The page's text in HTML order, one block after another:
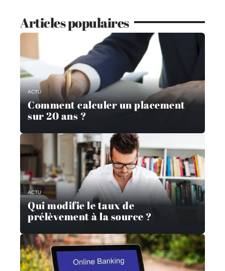
Articles populaires
ACTU
Comment calculer un placement
sur 20 ans ?
ACTU
Qui modifie le taux de
prélèvement à la source ?